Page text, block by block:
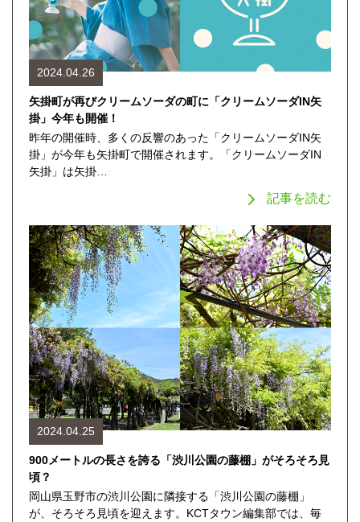
2024.04.26
矢掛町が再びクリームソーダの町に「クリームソーダIN矢
掛」今年も開催！
昨年の開催時、多くの反響のあった「クリームソーダIN矢
掛」が今年も矢掛町で開催されます。「クリームソーダIN
矢掛」は矢掛…
記事を読む
2024.04.25
900メートルの長さを誇る「渋川公園の藤棚」がそろそろ見
頃？
岡山県玉野市の渋川公園に隣接する「渋川公園の藤棚」
が、そろそろ見頃を迎えます。KCTタウン編集部では、毎